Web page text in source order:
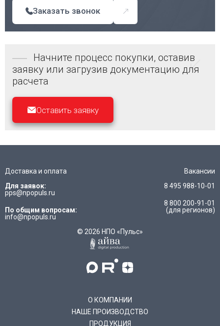
Заказать звонок
Начните процесс покупки, оставив
заявку или загрузив документацию для
расчета
Оставить заявку
Доставка и оплата
Вакансии
Для заявок:
pps@npopuls.ru
По общим вопросам:
info@npopuls.ru
8 495 988-10-01
8 800 200-91-01
(для регионов)
© 2026 НПО «Пульс»
О КОМПАНИИ
НАШЕ ПРОИЗВОДСТВО
ПРОДУКЦИЯ